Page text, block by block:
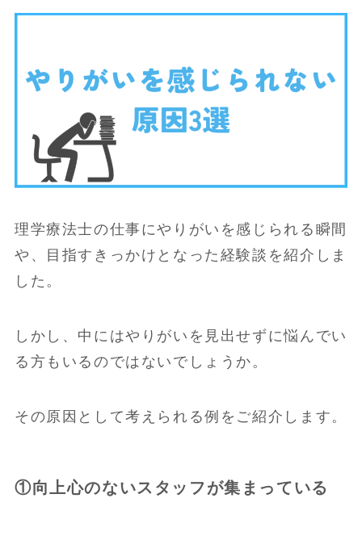
理学療法士の仕事にやりがいを感じられる瞬間
や、目指すきっかけとなった経験談を紹介しま
した。
しかし、中にはやりがいを見出せずに悩んでい
る方もいるのではないでしょうか。
その原因として考えられる例をご紹介します。
①向上心のないスタッフが集まっている